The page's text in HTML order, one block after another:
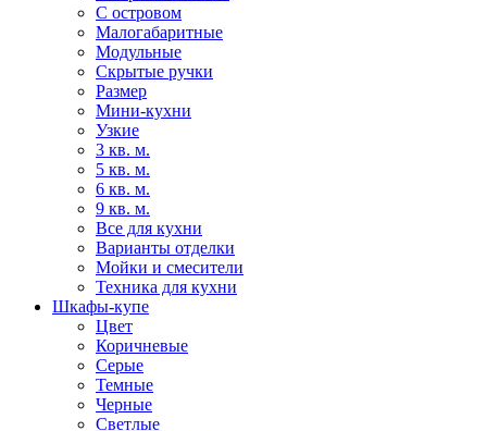
С островом
Малогабаритные
Модульные
Скрытые ручки
Размер
Мини-кухни
Узкие
3 кв. м.
5 кв. м.
6 кв. м.
9 кв. м.
Все для кухни
Варианты отделки
Мойки и смесители
Техника для кухни
Шкафы-купе
Цвет
Коричневые
Серые
Темные
Черные
Светлые